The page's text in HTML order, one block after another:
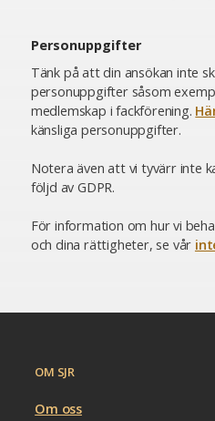
Personuppgifter
Tänk på att din ansökan inte
personuppgifter såsom
medlemskap i fackförening.
känsliga personuppgifter.
Notera även att vi tyvärr inte
följd av GDPR.
För information om hur vi
och dina rättigheter, se vår
OM SJR
Om oss